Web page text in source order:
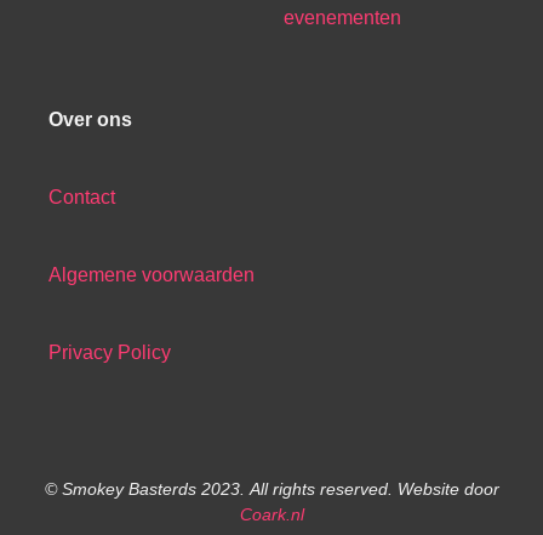
evenementen
Over ons
Contact
Algemene voorwaarden
Privacy Policy
© Smokey Basterds 2023. All rights reserved. Website door
Coark.nl